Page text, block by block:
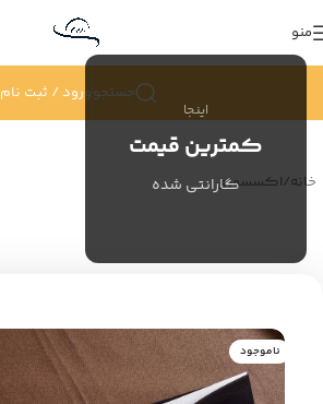
اینجا
کمترین قیمت
گارانتی شده
منو
جستجوورود / ثبت نام
خانه/اکسسوری
ناموجود